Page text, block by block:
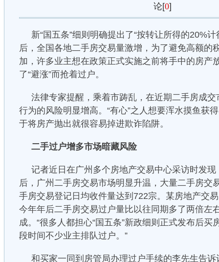
论[0]
新“国五条”细则明确提出了“按转让所得的20%
后，全国各地二手房交易量激增，为了避免高额的
加，许多业主想在政策正式实施之前将手中的房产
了“避涨”而抢着过户。
法律专家提醒，乘着市踌乱，在近期二手房成
行为的风险明显增高。“有心”之人想要浑水摸鱼获
于将房产抛出就很容易掉进欺诈陷阱。
二手过户增多市场暗藏风险
记者近日在广州多个房地产交易中心采访时发现
后，广州二手房交易市场明显升温，大量二手房交
手房交易登记日均收件量达到722宗。某房地产交
今年年后二手房交易过户量比以往同期多了两倍左
成。“很多人都担心“国五条”新政细则正式发布后买
段时间不少业主排队过户。”
和买家一同到房管局办理过户手续的李先生告